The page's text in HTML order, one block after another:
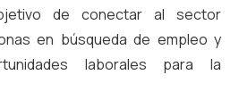
de conectar al sector
en búsqueda de empleo y
laborales para la